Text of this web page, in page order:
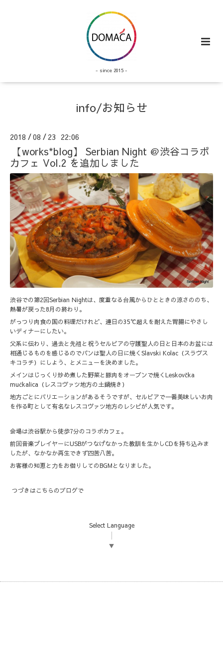
- since 2015 -
info/お知らせ
2018 /08 / 23 22:06
【works*blog】 Serbian Night ＠渋谷コラボ
カフェ Vol.2 を追加しました
渋谷での第2回Serbian Nightは、度重なる台風からひとときの涼さののち、
熱暑が戻った8月の終わり。
がっつり肉食の国の料理だけれど、連日の35℃超えを耐えた胃腸にやさし
いディナーにしたい。
父系に伝わり、過去と先祖と祝うセルビアの守護聖人の日と日本のお盆には
相通じるものを感じるのでパンは聖人の日に焼くSlavski Kolac（スラヴス
キコラチ）にしよう、とメニューを決めました。
メインはじっくり炒め煮した野菜と豚肉をオーブンで焼くLeskovčka
mućkalica（レスコヴァツ地方の土鍋焼き）
地方ごとにバリエーションがあるそうですが、セルビアで一番美味しいお肉
を作る町として有名なレスコヴァツ地方のレシピが人気です。
会場は渋谷駅から徒歩7分のコラボカフェ。
前回音楽プレイヤーにUSBがつなげなかった教訓を生かしCDを持ち込みま
したが、なかなか再生できず四苦八苦。
お客様の知恵と力をお借りしてのBGMとなりました。
つづきはこちらのブログで
Select Language
▼